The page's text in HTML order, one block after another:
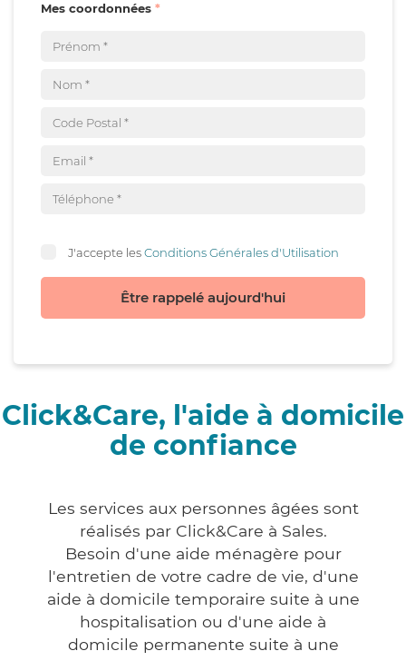
Mes coordonnées
J'accepte lesConditions Générales d'Utilisation
Être rappelé aujourd'hui
Click&Care, l'aide à domicile
de confiance
Les services aux personnes âgées sont
réalisés par Click&Care à Sales.
Besoin d'une aide ménagère pour
l'entretien de votre cadre de vie, d'une
aide à domicile temporaire suite à une
hospitalisation ou d'une aide à
domicile permanente suite à une